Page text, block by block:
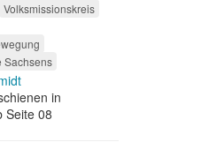
Volksmissionskreis
Sachsens
in
Seite 08